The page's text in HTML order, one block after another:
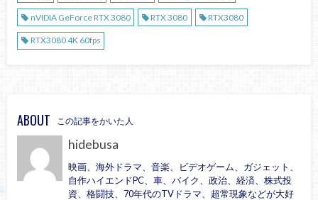
nVIDIA GeForce RTX 3080 RTX 3080 RTX3080
RTX3080 4K 60fps
ABOUT この記事をかいた人
hidebusa
映画、海外ドラマ、音楽、ビデオゲーム、ガジェット、
自作ハイエンドPC、車、バイク、政治、経済、株式投
資、格闘技、70年代のTVドラマ、超常現象などが大好